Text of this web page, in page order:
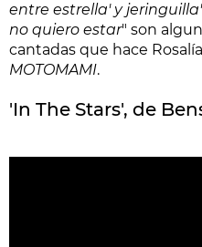
entre estrella' y jeringuilla'
no quiero estar" son
cantadas que hace
MOTOMAMI.
'In The Stars', de